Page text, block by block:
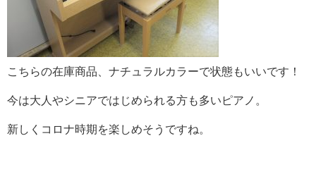
こちらの在庫商品、ナチュラルカラーで状態もいいです！
今は大人やシニアではじめられる方も多いピアノ。
新しくコロナ時期を楽しめそうですね。